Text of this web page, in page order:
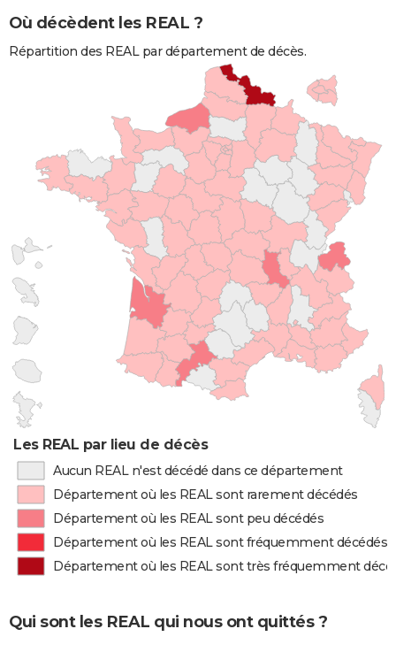
Où décèdent les REAL ?
Répartition des REAL par département de décès.
Les REAL par lieu de décès
Aucun REAL n'est décédé dans ce département
Département où les REAL sont rarement décédés
Département où les REAL sont peu décédés
Département où les REAL sont fréquemment décédés
Département où les REAL sont très fréquemment
Qui sont les REAL qui nous ont quittés ?